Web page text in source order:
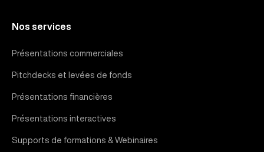
Nos services
Présentations commerciales
Pitchdecks et levées de fonds
Présentations financières
Présentations interactives
Supports de formations & Webinaires